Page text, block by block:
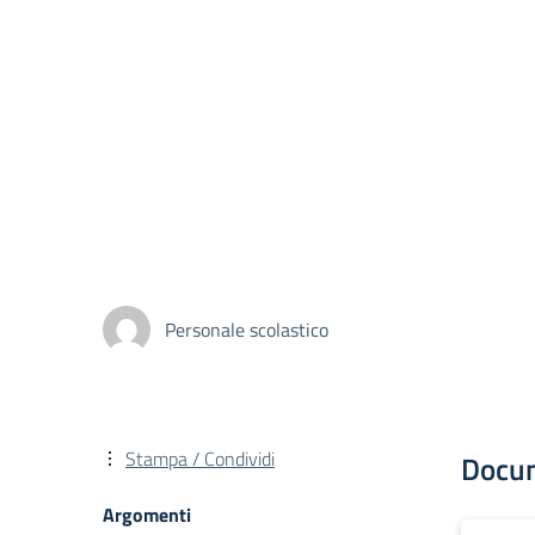
Personale scolastico
Stampa / Condividi
Argomenti